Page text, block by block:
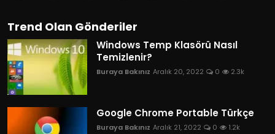
Trend Olan Gönderiler
Windows Temp Klasörü Nasıl
Temizlenir?
Buraya Bakınız Aralık 20, 2022 0 2.3k
Google Chrome Portable Türkçe
Buraya Bakınız Aralık 21, 2022 0 1.2k